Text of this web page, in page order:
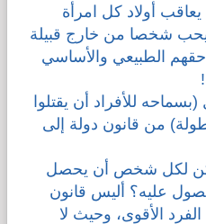
أولاد كل امرأة
يحب شخصا من خارج قبيلة
الطبيعي والأساسي
للأفراد أن يقتلوا
من قانون دولة إلى
لكل شخص أن يحصل
عليه؟ أليس قانون
الأقوى، وحيث لا